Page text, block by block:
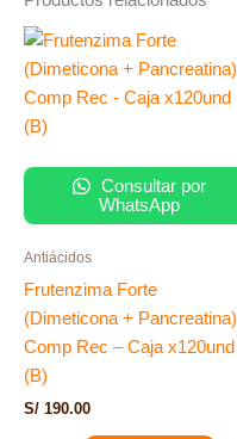
Consultar por
WhatsApp
Antiácidos
Frutenzima Forte
(Dimeticona + Pancreatina)
Comp Rec – Caja x120und
(B)
S/ 190.00